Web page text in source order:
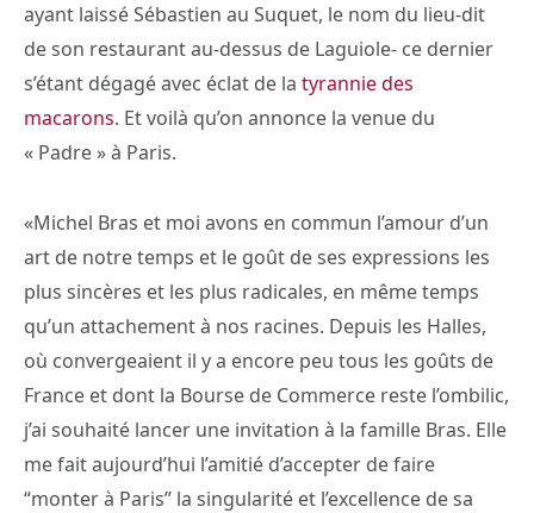
ayant laissé Sébastien au Suquet, le nom du lieu-dit
de son restaurant au-dessus de Laguiole- ce dernier
s’étant dégagé avec éclat de la tyrannie des
macarons. Et voilà qu’on annonce la venue du
« Padre » à Paris.
«Michel Bras et moi avons en commun l’amour d’un
art de notre temps et le goût de ses expressions les
plus sincères et les plus radicales, en même temps
qu’un attachement à nos racines. Depuis les Halles,
où convergeaient il y a encore peu tous les goûts de
France et dont la Bourse de Commerce reste l’ombilic,
j’ai souhaité lancer une invitation à la famille Bras. Elle
me fait aujourd’hui l’amitié d’accepter de faire
“monter à Paris” la singularité et l’excellence de sa